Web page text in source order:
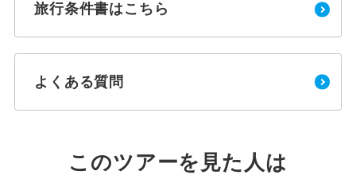
旅行条件書はこちら
よくある質問
このツアーを見た人は